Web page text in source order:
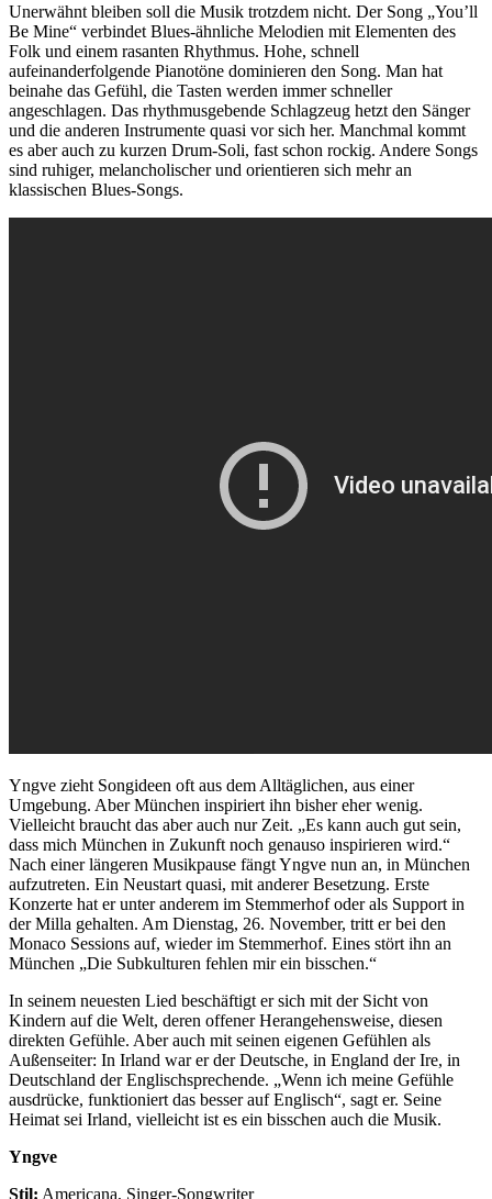
Unerwähnt bleiben soll die Musik trotzdem nicht. Der Song „You’ll
Be Mine“ verbindet Blues-ähnliche Melodien mit Elementen des
Folk und einem rasanten Rhythmus. Hohe, schnell
aufeinanderfolgende Pianotöne dominieren den Song. Man hat
beinahe das Gefühl, die Tasten werden immer schneller
angeschlagen. Das rhythmusgebende Schlagzeug hetzt den Sänger
und die anderen Instrumente quasi vor sich her. Manchmal kommt
es aber auch zu kurzen Drum-Soli, fast schon rockig. Andere Songs
sind ruhiger, melancholischer und orientieren sich mehr an
klassischen Blues-Songs.
Yngve zieht Songideen oft aus dem Alltäglichen, aus einer
Umgebung. Aber München inspiriert ihn bisher eher wenig.
Vielleicht braucht das aber auch nur Zeit. „Es kann auch gut sein,
dass mich München in Zukunft noch genauso inspirieren wird.“
Nach einer längeren Musikpause fängt Yngve nun an, in München
aufzutreten. Ein Neustart quasi, mit anderer Besetzung. Erste
Konzerte hat er unter anderem im Stemmerhof oder als Support in
der Milla gehalten. Am Dienstag, 26. November, tritt er bei den
Monaco Sessions auf, wieder im Stemmerhof. Eines stört ihn an
München „Die Subkulturen fehlen mir ein bisschen.“
In seinem neuesten Lied beschäftigt er sich mit der Sicht von
Kindern auf die Welt, deren offener Herangehensweise, diesen
direkten Gefühle. Aber auch mit seinen eigenen Gefühlen als
Außenseiter: In Irland war er der Deutsche, in England der Ire, in
Deutschland der Englischsprechende. „Wenn ich meine Gefühle
ausdrücke, funktioniert das besser auf Englisch“, sagt er. Seine
Heimat sei Irland, vielleicht ist es ein bisschen auch die Musik.
Yngve
Stil: Americana, Singer-Songwriter